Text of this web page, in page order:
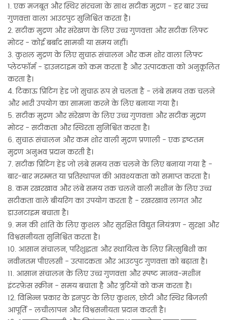
1. एक मजबूत और स्थिर संरचना के साथ सटीक मुद्रण - हर बार उच्च
गुणवत्ता वाला आउटपुट सुनिश्चित करता है।
2. सटीक मुद्रण और संरेखण के लिए उच्च गुणवत्ता और सटीक लिफ्ट
मोटर - कोई बर्बाद सामग्री या समय नहीं।
3. कुशल मुद्रण के लिए सुचारू संचालन और कम शोर वाला लिफ्ट
प्लेटफॉर्म - डाउनटाइम को कम करता है और उत्पादकता को अनुकूलित
करता है।
4. टिकाऊ प्रिंटिंग हेड जो सुचारू रूप से चलता है - लंबे समय तक चलने
और भारी उपयोग का सामना करने के लिए बनाया गया है।
5. सटीक मुद्रण और संरेखण के लिए उच्च गुणवत्ता और सटीक मुद्रण
मोटर - सटीकता और स्थिरता सुनिश्चित करता है।
6. सुचारू संचालन और कम शोर वाली मुद्रण प्रणाली - एक इष्टतम
मुद्रण अनुभव प्रदान करती है।
7. सटीक प्रिंटिंग हेड जो लंबे समय तक चलने के लिए बनाया गया है -
बार-बार मरम्मत या प्रतिस्थापन की आवश्यकता को समाप्त करता है।
8. कम रखरखाव और लंबे समय तक चलने वाली मशीन के लिए उच्च
सटीकता वाले बीयरिंग का उपयोग करता है - रखरखाव लागत और
डाउनटाइम बचाता है।
9. मन की शांति के लिए कुशल और सुरक्षित विद्युत नियंत्रण - सुरक्षा और
विश्वसनीयता सुनिश्चित करता है।
10. आसान संचालन, परिशुद्धता और स्थायित्व के लिए मित्सुबिशी का
नवीनतम पीएलसी - उत्पादकता और आउटपुट गुणवत्ता को बढ़ाता है।
11. आसान संचालन के लिए उच्च गुणवत्ता और स्पष्ट मानव-मशीन
इंटरफ़ेस स्क्रीन - समय बचाता है और त्रुटियों को कम करता है।
12. विभिन्न प्रकार के इनपुट के लिए कुशल, छोटी और स्थिर बिजली
आपूर्ति - लचीलापन और विश्वसनीयता प्रदान करती है।